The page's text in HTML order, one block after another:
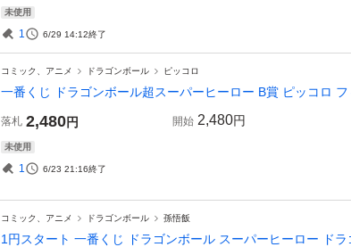
未使用
1 6/29 14:12終了
コミック、アニメ ドラゴンボール ピッコロ
一番くじ ドラゴンボール超スーパーヒーロー B賞 ピッコロ
落札 2,480円 開始 2,480円
未使用
1 6/23 21:16終了
コミック、アニメ ドラゴンボール 孫悟飯
1円スタート 一番くじ ドラゴンボール スーパーヒーロー ド